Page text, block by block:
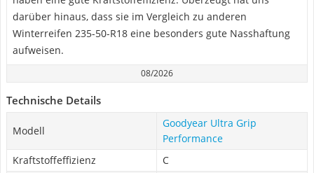
darüber hinaus, dass sie im Vergleich zu anderen
Winterreifen 235-50-R18 eine besonders gute Nasshaftung
aufweisen.
08/2026
Technische Details
Modell
Goodyear Ultra Grip
Performance
Kraftstoffeffizienz
C